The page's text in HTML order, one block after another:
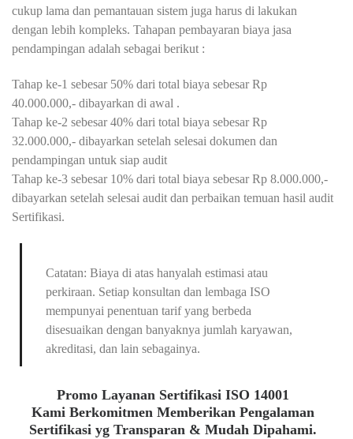
cukup lama dan pemantauan sistem juga harus di lakukan
dengan lebih kompleks. Tahapan pembayaran biaya jasa
pendampingan adalah sebagai berikut :
Tahap ke-1 sebesar 50% dari total biaya sebesar Rp
40.000.000,- dibayarkan di awal .
Tahap ke-2 sebesar 40% dari total biaya sebesar Rp
32.000.000,- dibayarkan setelah selesai dokumen dan
pendampingan untuk siap audit
Tahap ke-3 sebesar 10% dari total biaya sebesar Rp 8.000.000,-
dibayarkan setelah selesai audit dan perbaikan temuan hasil audit
Sertifikasi.
Catatan: Biaya di atas hanyalah estimasi atau
perkiraan. Setiap konsultan dan lembaga ISO
mempunyai penentuan tarif yang berbeda
disesuaikan dengan banyaknya jumlah karyawan,
akreditasi, dan lain sebagainya.
Promo Layanan Sertifikasi ISO 14001
Kami Berkomitmen Memberikan Pengalaman
Sertifikasi yg Transparan & Mudah Dipahami.